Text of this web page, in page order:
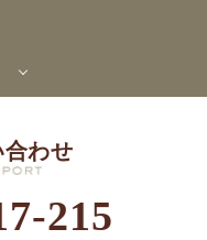
合わせ
215